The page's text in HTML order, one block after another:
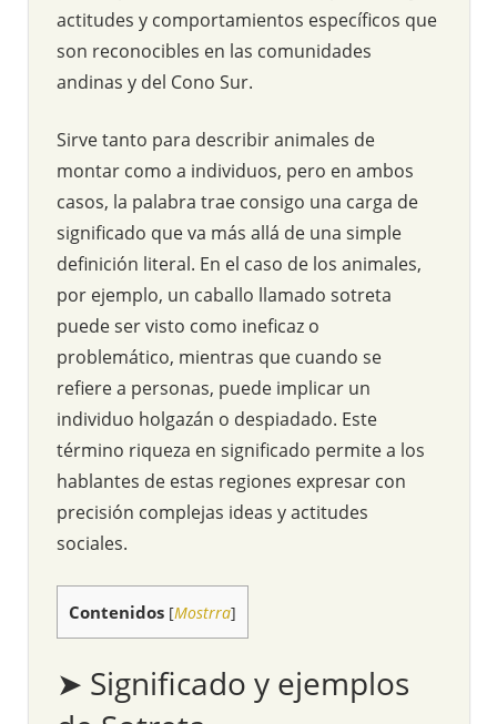
actitudes y comportamientos específicos que
son reconocibles en las comunidades
andinas y del Cono Sur.
Sirve tanto para describir animales de
montar como a individuos, pero en ambos
casos, la palabra trae consigo una carga de
significado que va más allá de una simple
definición literal. En el caso de los animales,
por ejemplo, un caballo llamado sotreta
puede ser visto como ineficaz o
problemático, mientras que cuando se
refiere a personas, puede implicar un
individuo holgazán o despiadado. Este
término riqueza en significado permite a los
hablantes de estas regiones expresar con
precisión complejas ideas y actitudes
sociales.
Contenidos [Mostrra]
➤ Significado y ejemplos